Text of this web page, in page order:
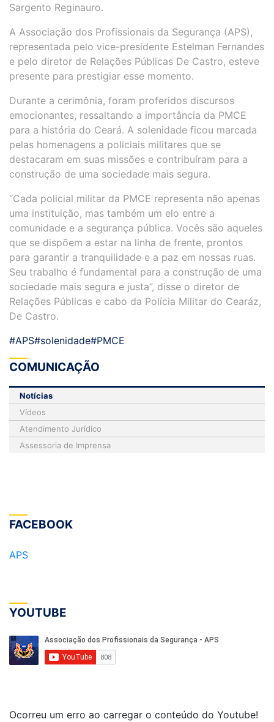
Sargento Reginauro.
A Associação dos Profissionais da Segurança (APS),
representada pelo vice-presidente Estelman Fernandes
e pelo diretor de Relações Públicas De Castro, esteve
presente para prestigiar esse momento.
Durante a cerimônia, foram proferidos discursos
emocionantes, ressaltando a importância da PMCE
para a história do Ceará. A solenidade ficou marcada
pelas homenagens a policiais militares que se
destacaram em suas missões e contribuíram para a
construção de uma sociedade mais segura.
“Cada policial militar da PMCE representa não apenas
uma instituição, mas também um elo entre a
comunidade e a segurança pública. Vocês são aqueles
que se dispõem a estar na linha de frente, prontos
para garantir a tranquilidade e a paz em nossas ruas.
Seu trabalho é fundamental para a construção de uma
sociedade mais segura e justa”, disse o diretor de
Relações Públicas e cabo da Polícia Militar do Cearáz,
De Castro.
#APS#solenidade#PMCE
COMUNICAÇÃO
Notícias
Vídeos
Atendimento Jurídico
Assessoria de Imprensa
FACEBOOK
APS
YOUTUBE
Ocorreu um erro ao carregar o conteúdo do Youtube!